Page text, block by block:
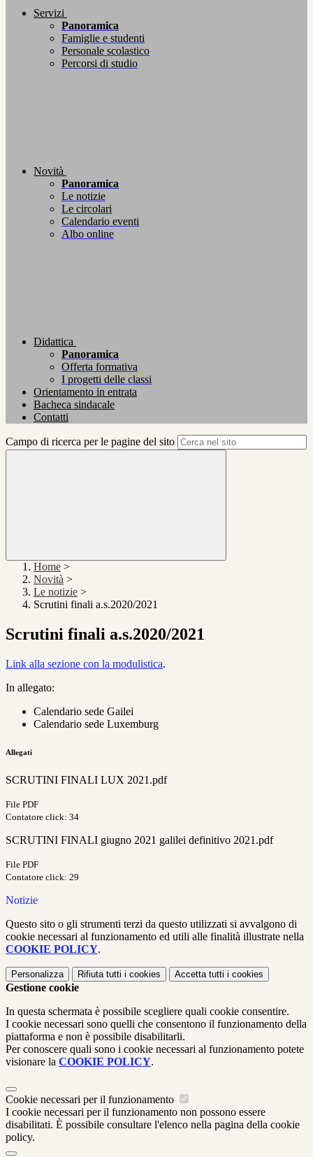
Servizi
Panoramica
Famiglie e studenti
Personale scolastico
Percorsi di studio
Novità
Panoramica
Le notizie
Le circolari
Calendario eventi
Albo online
Didattica
Panoramica
Offerta formativa
I progetti delle classi
Orientamento in entrata
Bacheca sindacale
Contatti
Campo di ricerca per le pagine del sito
Home >
Novità >
Le notizie >
Scrutini finali a.s.2020/2021
Scrutini finali a.s.2020/2021
Link alla sezione con la modulistica.
In allegato:
Calendario sede Gailei
Calendario sede Luxemburg
Allegati
SCRUTINI FINALI LUX 2021.pdf
File PDF
Contatore click: 34
SCRUTINI FINALI giugno 2021 galilei definitivo 2021.pdf
File PDF
Contatore click: 29
Notizie
Questo sito o gli strumenti terzi da questo utilizzati si avvalgono di
cookie necessari al funzionamento ed utili alle finalità illustrate nella
COOKIE POLICY.
Personalizza Rifiuta tutti i cookies Accetta tutti i cookies
Gestione cookie
In questa schermata è possibile scegliere quali cookie consentire.
I cookie necessari sono quelli che consentono il funzionamento della
piattaforma e non è possibile disabilitarli.
Per conoscere quali sono i cookie necessari al funzionamento potete
visionare la COOKIE POLICY.
Cookie necessari per il funzionamento
I cookie necessari per il funzionamento non possono essere
disabilitati. È possibile consultare l'elenco nella pagina della cookie
policy.